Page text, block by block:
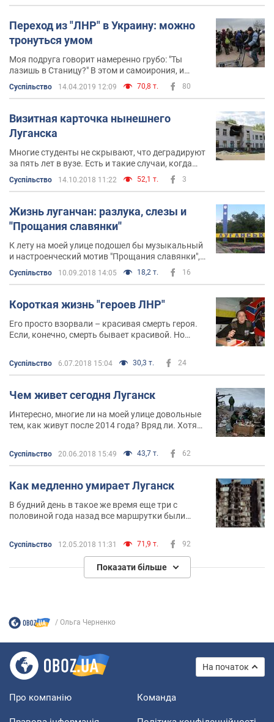
Переход из "ЛНР" в Украину: можно
тронуться умом
Моя подруга говорит намеренно грубо: "Ты
лазишь в Станицу?" В этом и самоирония, и
самоуничижение, потому что так она говорит и
о себе
Суспільство 14.04.2019 12:09 70,8 т. 80
Визитная карточка нынешнего
Луганска
Многие студенты не скрывают, что деградируют
за пять лет в вузе. Есть и такие случаи, когда
студент, имея желание учиться на дневном
отделении, сталкивается с тем, что он в группе
Суспільство 14.10.2018 11:22 52,1 т. 3
Жизнь луганчан: разлука, слезы и
''Прощания славянки''
К лету на моей улице подошел бы музыкальный
и настроенческий мотив "Прощания славянки",
потому что тема ожидания и отъездов на нашей
улице – на разрыв
Суспільство 10.09.2018 14:05 18,2 т. 16
Короткая жизнь "героев ЛНР"
Его просто взорвали – красивая смерть героя.
Если, конечно, смерть бывает красивой. Но
статус местного героя. Забыли сразу же
Суспільство 6.07.2018 15:04 30,3 т. 24
Чем живет сегодня Луганск
Интересно, многие ли на моей улице довольные
тем, как живут после 2014 года? Вряд ли. Хотя
стариков. Очень сомневаюсь, что именно с моей
улицы многие ходили на тот майский
референдум
Суспільство 20.06.2018 15:49 43,7 т. 62
Как медленно умирает Луганск
В будний день в такое же время еще три с
половиной года назад все маршрутки были
работы луганчанами. Но это все уже так
нереально…
Суспільство 12.05.2018 11:31 71,9 т. 92
Показати більше
Ольга Черненко
На початок
Про компанію Команда